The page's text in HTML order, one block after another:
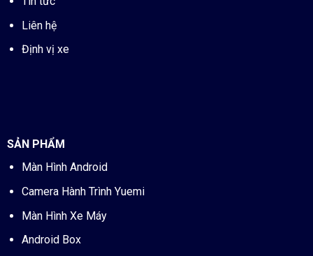
Liên hệ
Định vị xe
SẢN PHẨM
Màn Hình Android
Camera Hành Trình Yuemi
Màn Hình Xe Máy
Android Box